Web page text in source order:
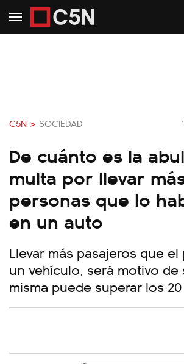
C5N > SOCIEDAD
De cuánto es la
multa por llevar
personas que lo
en un auto
Llevar más pasajeros que
un vehículo, será motivo de
misma puede superar los